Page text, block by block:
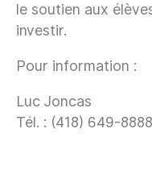
le soutien aux
investir.
Pour information :
Luc Joncas
Tél. : (418) 649-8888